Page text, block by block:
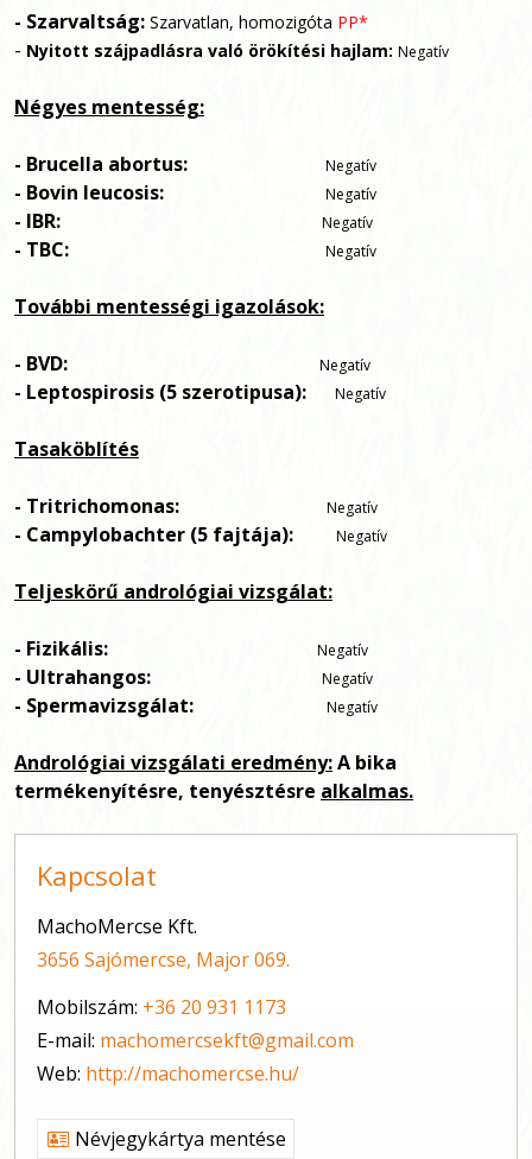
- Szarvaltság: Szarvatlan, homozigóta PP*
- Nyitott szájpadlásra való örökítési hajlam: Negatív
Négyes mentesség:
- Brucella abortus: Negatív
- Bovin leucosis: Negatív
- IBR: Negatív
- TBC: Negatív
További mentességi igazolások:
- BVD: Negatív
- Leptospirosis (5 szerotipusa): Negatív
Tasaköblítés
- Tritrichomonas: Negatív
- Campylobachter (5 fajtája): Negatív
Teljeskörű andrológiai vizsgálat:
- Fizikális: Negatív
- Ultrahangos: Negatív
- Spermavizsgálat: Negatív
Andrológiai vizsgálati eredmény:A bika
termékenyítésre, tenyésztésre alkalmas.
Kapcsolat
MachoMercse Kft.
3656 Sajómercse, Major 069.
Mobilszám: +36 20 931 1173
E-mail: machomercsekft@gmail.com
Web: http://machomercse.hu/
Névjegykártya mentése